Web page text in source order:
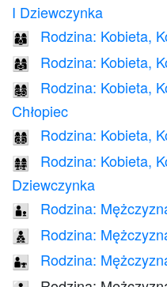
I Dziewczynka
👩‍👩‍👦 Rodzina: Kobieta,
👩‍👩‍👧 Rodzina: Kobieta,
👩‍👩‍👧‍👦
Rodzina: Kobieta,
Chłopiec
👩‍👩‍👦‍👦 Rodzina: Kobieta,
👩‍👩‍👧‍👧
Rodzina: Kobieta,
Dziewczynka
👨‍👦 Rodzina:
👨‍👦‍👦 Rodzina:
👨‍👧 Rodzina: